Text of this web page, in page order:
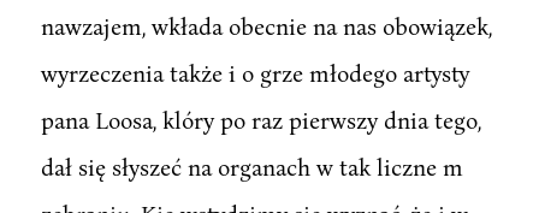
nawzajem, wkłada obecnie na nas obowiązek,
wyrzeczenia także i o grze młodego artysty
pana Loosa, klóry po raz pierwszy dnia tego,
dał się słyszeć na organach w tak liczne m